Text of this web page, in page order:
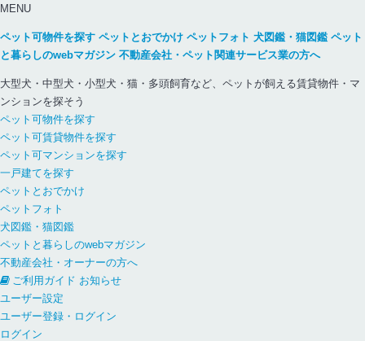
MENU
ペット可物件を探す ペットとおでかけ ペットフォト 犬図鑑・猫図鑑 ペット
と暮らしのwebマガジン 不動産会社・ペット関連サービス業の方へ
大型犬・中型犬・小型犬・猫・多頭飼育など、ペットが飼える賃貸物件・マ
ンションを探そう
ペット可物件を探す
ペット可賃貸物件を探す
ペット可マンションを探す
一戸建てを探す
ペットとおでかけ
ペットフォト
犬図鑑・猫図鑑
ペットと暮らしのwebマガジン
不動産会社・オーナーの方へ
ご利用ガイド お知らせ
ユーザー設定
ユーザー登録・ログイン
ログイン